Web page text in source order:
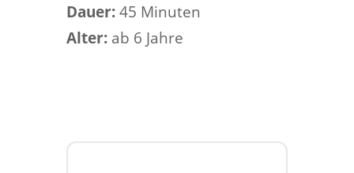
Dauer: 45 Minuten
Alter: ab 6 Jahre